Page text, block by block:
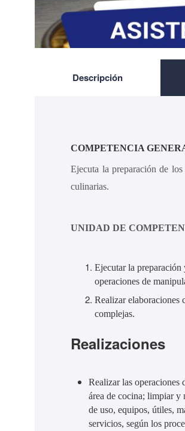
Descripción
COMPETENCIA
Ejecuta la preparación de
culinarias.
UNIDAD DE
Ejecutar la preparación
operaciones de
Realizar elaboraciones
complejas.
Realizaciones
Realizar las operaciones
área de cocina; limpiar y
de uso, equipos, útiles,
servicios, según los